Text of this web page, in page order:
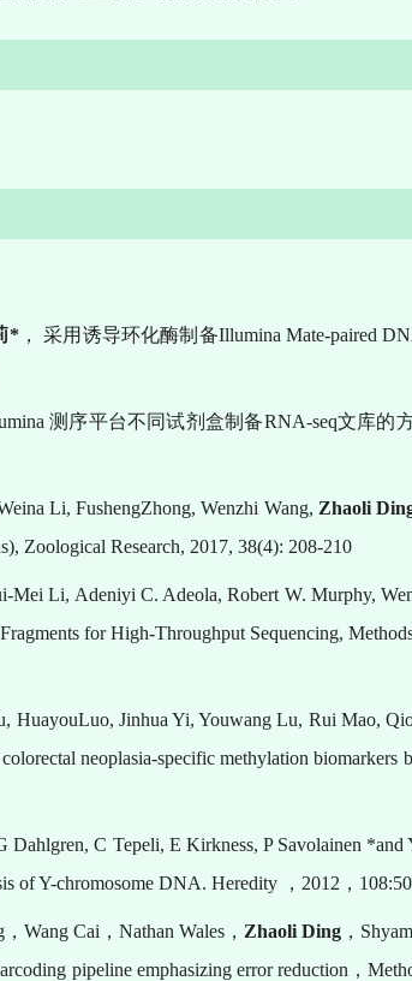
* ， 采用诱导环化酶制备Illumina Mate-paired
测序平台不同试剂盒制备RNA-seq文库的
Li, FushengZhong, Wenzhi Wang, Zhaoli
Zoological Research, 2017, 38(4): 208-210
Mei Li, Adeniyi C. Adeola, Robert W. Murphy,
for High-Throughput Sequencing,
HuayouLuo, Jinhua Yi, Youwang Lu, Rui Mao,
neoplasia-specific methylation biomarkers
C Tepeli, E Kirkness, P Savolainen
of Y-chromosome DNA. Heredity
， 2012 ，
， Wang Cai ， Nathan Wales， Zhaoli Ding，
pipeline emphasizing error reduction ，